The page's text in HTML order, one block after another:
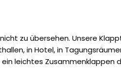
zu übersehen. Unsere
in Hotel, in
leichtes Zusammenklappen